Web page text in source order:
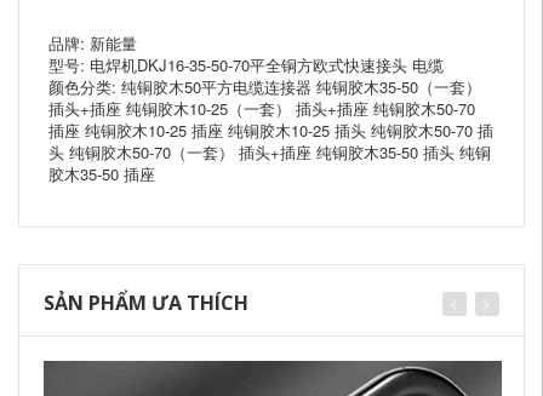
品牌: 新能量
型号: 电焊机DKJ16-35-50-70平全铜方欧式快速接头 电缆
颜色分类: 纯铜胶木50平方电缆连接器 纯铜胶木35-50（一套）
插头+插座 纯铜胶木10-25（一套） 插头+插座 纯铜胶木50-70
插座 纯铜胶木10-25 插座 纯铜胶木10-25 插头 纯铜胶木50-70 插
头 纯铜胶木50-70（一套） 插头+插座 纯铜胶木35-50 插头 纯铜
胶木35-50 插座
SẢN PHẨM ƯA THÍCH